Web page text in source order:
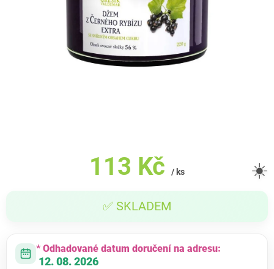
113 Kč / ks
cena:
✅ SKLADEM
☀️
* Odhadované datum doručení na adresu:
12. 08. 2026